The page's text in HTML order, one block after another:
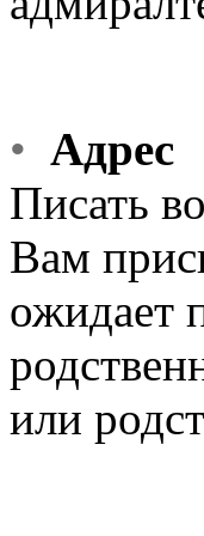
• Адрес
Писать
Вам
ожидает
или